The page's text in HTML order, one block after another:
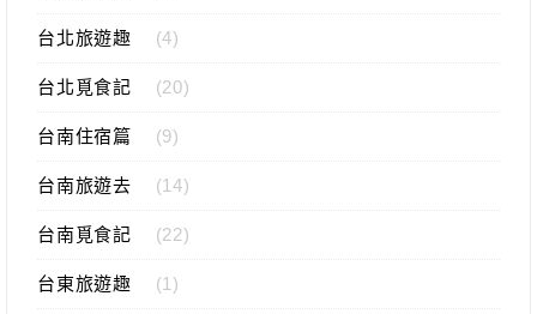
台北旅遊趣 (4)
台北覓食記 (20)
台南住宿篇 (9)
台南旅遊去 (14)
台南覓食記 (22)
台東旅遊趣 (1)